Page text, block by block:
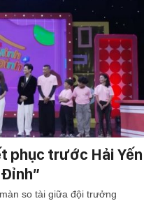
phục trước Hải Yến
so tài giữa đội trưởng